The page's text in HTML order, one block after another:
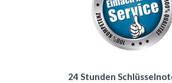
24 Stunden